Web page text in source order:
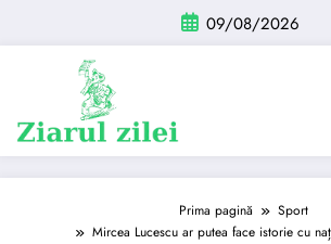
conținut
09/08/2026
Prima pagină
Sport
Mircea Lucescu ar putea face istorie cu